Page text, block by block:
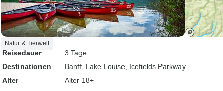
Natur & Tierwelt
Reisedauer
3 Tage
Destinationen
Banff , Lake Louise , Icefields Parkway
Alter
Alter 18+